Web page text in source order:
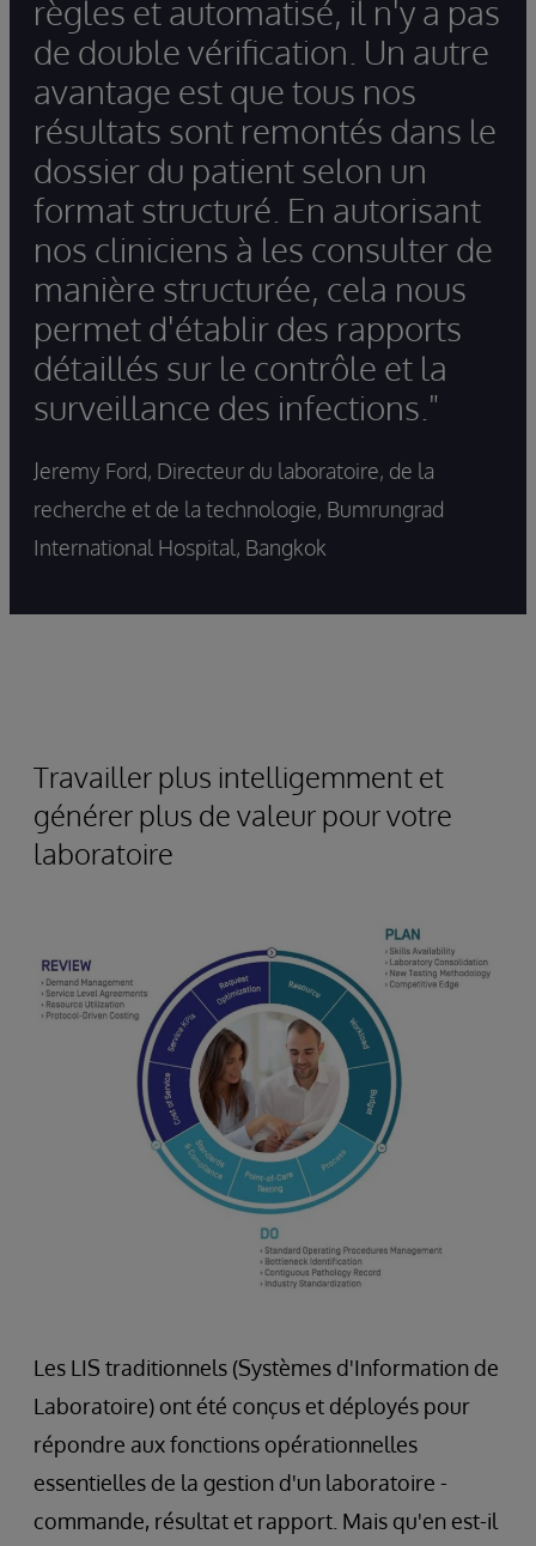
règles et automatisé, il n'y a pas
de double vérification. Un autre
avantage est que tous nos
résultats sont remontés dans le
dossier du patient selon un
format structuré. En autorisant
nos cliniciens à les consulter de
manière structurée, cela nous
permet d'établir des rapports
détaillés sur le contrôle et la
surveillance des infections."
Jeremy Ford, Directeur du laboratoire, de la
recherche et de la technologie, Bumrungrad
International Hospital, Bangkok
Travailler plus intelligemment et
générer plus de valeur pour votre
laboratoire
Les LIS traditionnels (Systèmes d'Information de
Laboratoire) ont été conçus et déployés pour
répondre aux fonctions opérationnelles
essentielles de la gestion d'un laboratoire -
commande, résultat et rapport. Mais qu'en est-il